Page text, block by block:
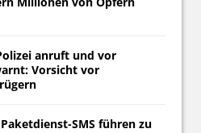
anruft und vor
Vorsicht vor
SMS führen zu